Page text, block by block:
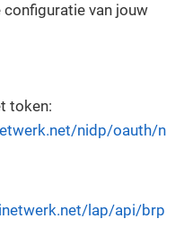
van jouw
token:
nidp/oauth/n
lap/api/brp